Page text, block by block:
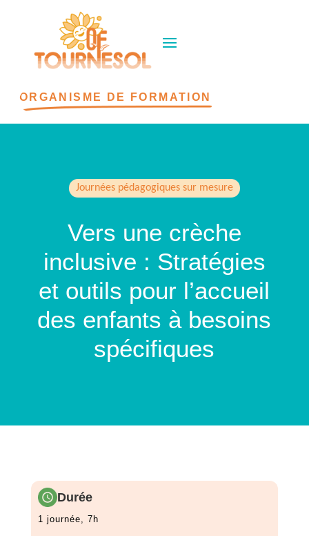
ORGANISME DE FORMATION
Journées pédagogiques sur mesure
Vers une crèche
inclusive : Stratégies
et outils pour l’accueil
des enfants à besoins
spécifiques
Durée
1 journée, 7h